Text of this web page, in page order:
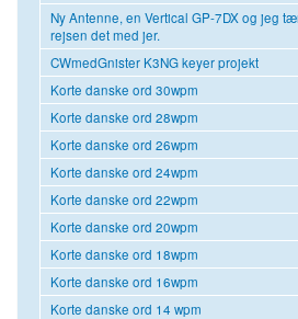
Ny Antenne, en Vertical GP-7DX og jeg
rejsen det med jer.
CWmedGnister K3NG keyer projekt
Korte danske ord 30wpm
Korte danske ord 28wpm
Korte danske ord 26wpm
Korte danske ord 24wpm
Korte danske ord 22wpm
Korte danske ord 20wpm
Korte danske ord 18wpm
Korte danske ord 16wpm
Korte danske ord 14 wpm